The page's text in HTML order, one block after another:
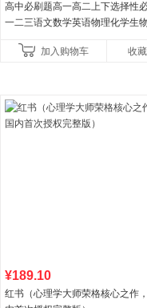
高中必刷题高一高二上下选择性
一二三语文数学英语物理化学生
教辅资料加入购物车 收藏
¥189.10
红书（心理学大师荣格核心之作